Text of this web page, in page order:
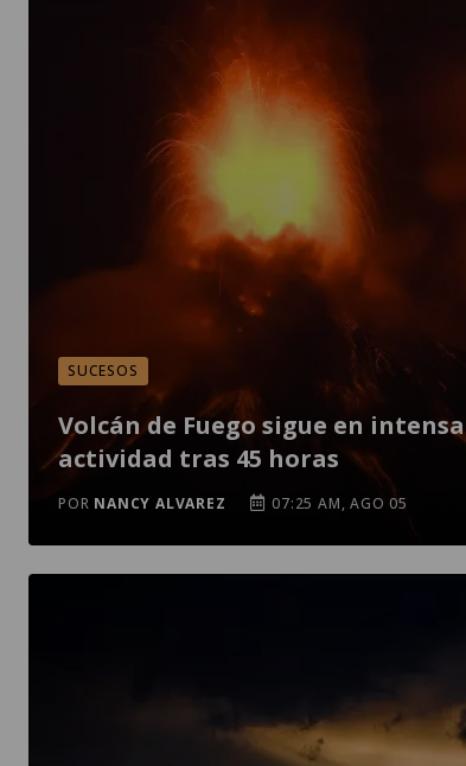
SUCESOS
Volcán de Fuego sigue en intensa
actividad tras 45 horas
POR NANCY ALVAREZ 07:25 AM, AGO 05